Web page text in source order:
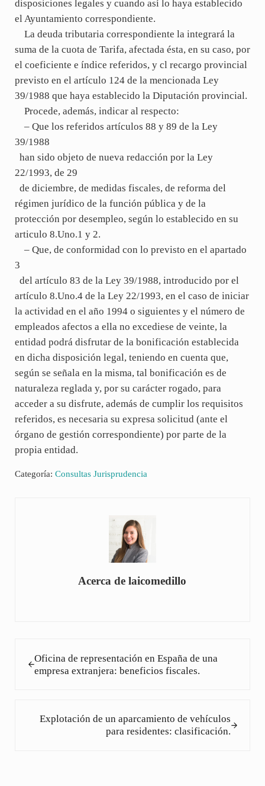
disposiciones legales y cuando así lo haya establecido
el Ayuntamiento correspondiente.
La deuda tributaria correspondiente la integrará la
suma de la cuota de Tarifa, afectada ésta, en su caso, por
el coeficiente e índice referidos, y cl recargo provincial
previsto en el artículo 124 de la mencionada Ley
39/1988 que haya establecido la Diputación provincial.
Procede, además, indicar al respecto:
– Que los referidos artículos 88 y 89 de la Ley
39/1988
han sido objeto de nueva redacción por la Ley
22/1993, de 29
de diciembre, de medidas fiscales, de reforma del
régimen jurídico de la función pública y de la
protección por desempleo, según lo establecido en su
articulo 8.Uno.1 y 2.
– Que, de conformidad con lo previsto en el apartado
3
del artículo 83 de la Ley 39/1988, introducido por el
artículo 8.Uno.4 de la Ley 22/1993, en el caso de iniciar
la actividad en el año 1994 o siguientes y el número de
empleados afectos a ella no excediese de veinte, la
entidad podrá disfrutar de la bonificación establecida
en dicha disposición legal, teniendo en cuenta que,
según se señala en la misma, tal bonificación es de
naturaleza reglada y, por su carácter rogado, para
acceder a su disfrute, además de cumplir los requisitos
referidos, es necesaria su expresa solicitud (ante el
órgano de gestión correspondiente) por parte de la
propia entidad.
Categoría: Consultas Jurisprudencia
Acerca delaicomedillo
Oficina de representación en España de una
empresa extranjera: beneficios fiscales.
Explotación de un aparcamiento de vehículos
para residentes: clasificación.